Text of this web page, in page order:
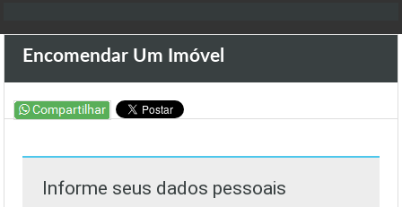
Encomendar Um Imóvel
Informe seus dados pessoais